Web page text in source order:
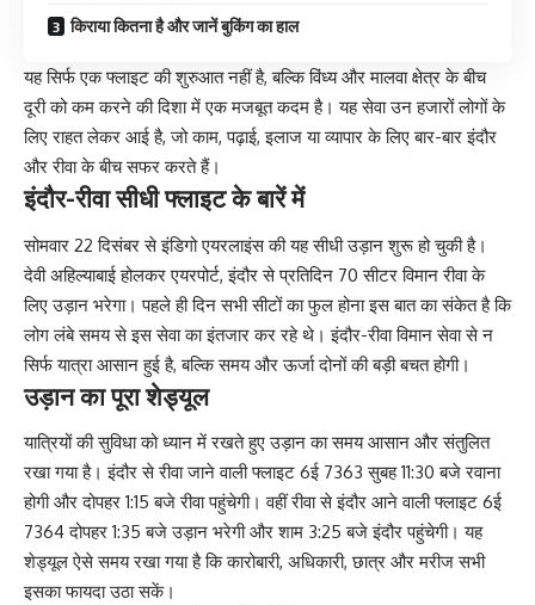
किराया कितना है और जानें बुकिंग का हाल
यह सिर्फ एक फ्लाइट की शुरुआत नहीं है, बल्कि विंध्य और मालवा क्षेत्र के बीच
दूरी को कम करने की दिशा में एक मजबूत कदम है। यह सेवा उन हजारों लोगों के
लिए राहत लेकर आई है, जो काम, पढ़ाई, इलाज या व्यापार के लिए बार-बार इंदौर
और रीवा के बीच सफर करते हैं।
इंदौर-रीवा सीधी फ्लाइट के बारें में
सोमवार 22 दिसंबर से इंडिगो एयरलाइंस की यह सीधी उड़ान शुरू हो चुकी है।
देवी अहिल्याबाई होलकर एयरपोर्ट, इंदौर से प्रतिदिन 70 सीटर विमान रीवा के
लिए उड़ान भरेगा। पहले ही दिन सभी सीटों का फुल होना इस बात का संकेत है कि
लोग लंबे समय से इस सेवा का इंतजार कर रहे थे। इंदौर-रीवा विमान सेवा से न
सिर्फ यात्रा आसान हुई है, बल्कि समय और ऊर्जा दोनों की बड़ी बचत होगी।
उड़ान का पूरा शेड्यूल
यात्रियों की सुविधा को ध्यान में रखते हुए उड़ान का समय आसान और संतुलित
रखा गया है। इंदौर से रीवा जाने वाली फ्लाइट 6ई 7363 सुबह 11:30 बजे रवाना
होगी और दोपहर 1:15 बजे रीवा पहुंचेगी। वहीं रीवा से इंदौर आने वाली फ्लाइट 6ई
7364 दोपहर 1:35 बजे उड़ान भरेगी और शाम 3:25 बजे इंदौर पहुंचेगी। यह
शेड्यूल ऐसे समय रखा गया है कि कारोबारी, अधिकारी, छात्र और मरीज सभी
इसका फायदा उठा सकें।